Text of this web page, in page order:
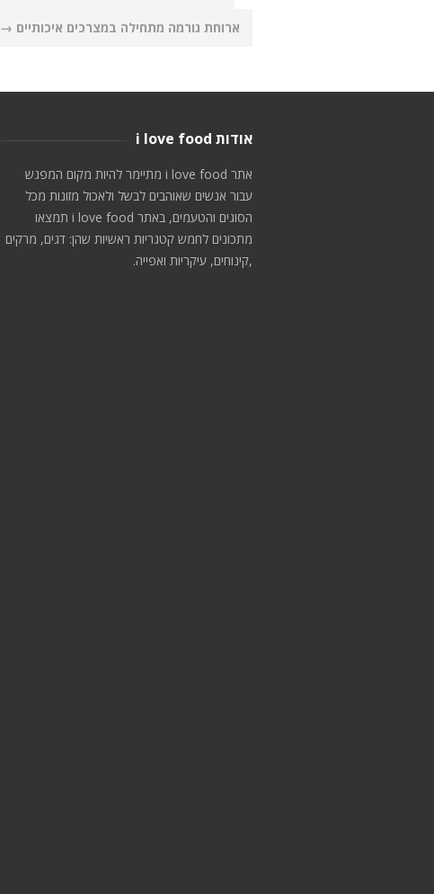
ארוחת גורמה מתחילה במצרכים איכותיים →
אודות i love food
אתר i love food מתיימר להיות מקום המפגש
עבור אנשים שאוהבים לבשל ולאכול מזונות מכל
הסוגים והטעמים, באתר i love food תמצאו
מתכונים לחמש קטגריות ראשיות שהן: דגים, מרקים
,קינוחים, עיקריות ואפייה.